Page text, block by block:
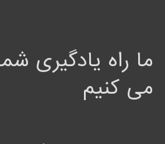
ما راه یادگیری
می کنیم